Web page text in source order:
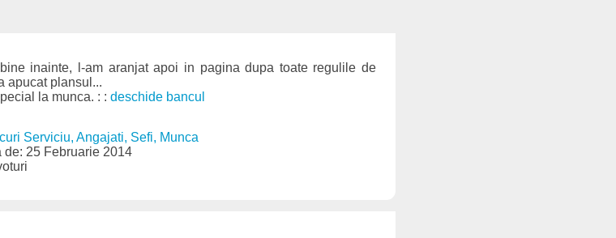
inainte, l-am aranjat apoi in pagina dupa toate regulile de
apucat plansul...
la munca. : : deschide bancul
Serviciu, Angajati, Sefi, Munca
de: 25 Februarie 2014